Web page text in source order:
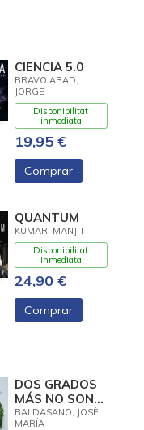
CIENCIA 5.0
BRAVO ABAD,
JORGE
Disponibilitat
inmediata
19,95 €
Comprar
QUANTUM
KUMAR, MANJIT
Disponibilitat
inmediata
24,90 €
Comprar
DOS GRADOS
MÁS NO SON
PARA TANTO
BALDASANO, JOSÈ
MARÍA